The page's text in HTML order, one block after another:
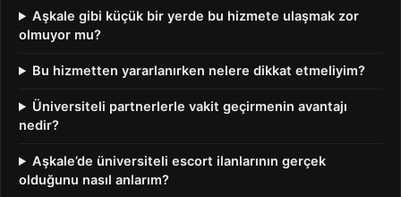
Aşkale gibi küçük bir yerde bu hizmete ulaşmak zor
olmuyor mu?
Bu hizmetten yararlanırken nelere dikkat etmeliyim?
Üniversiteli partnerlerle vakit geçirmenin avantajı
nedir?
Aşkale’de üniversiteli escort ilanlarının gerçek
olduğunu nasıl anlarım?